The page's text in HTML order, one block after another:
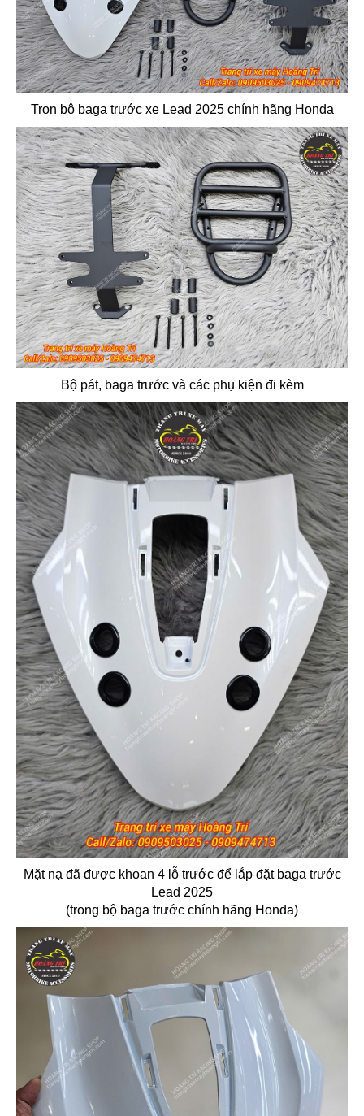
Trọn bộ baga trước xe Lead 2025 chính hãng Honda
Bộ pát, baga trước và các phụ kiện đi kèm
Mặt nạ đã được khoan 4 lỗ trước để lắp đặt baga trước
Lead 2025
(trong bộ baga trước chính hãng Honda)